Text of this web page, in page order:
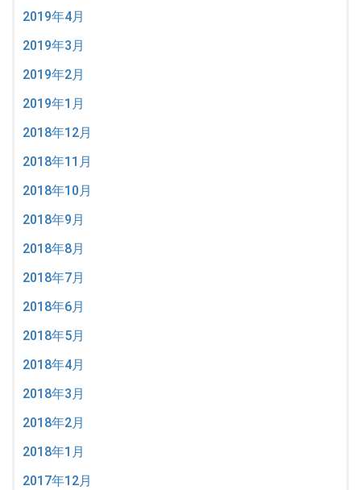
2019年4月
2019年3月
2019年2月
2019年1月
2018年12月
2018年11月
2018年10月
2018年9月
2018年8月
2018年7月
2018年6月
2018年5月
2018年4月
2018年3月
2018年2月
2018年1月
2017年12月